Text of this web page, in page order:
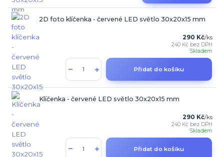
2D foto klíčenka - červené LED světlo 30x20x15 mm
290 Kč/ks
240 Kč bez DPH
Skladem
Přidat do košíku
Klíčenka - červené LED světlo 30x20x15 mm
290 Kč/ks
240 Kč bez DPH
Skladem
Přidat do košíku